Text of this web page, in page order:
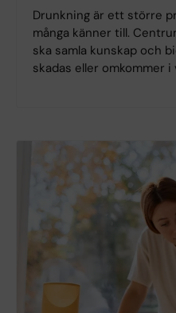
Drunkning är ett större
många känner till.
ska samla kunskap och
skadas eller omkommer i